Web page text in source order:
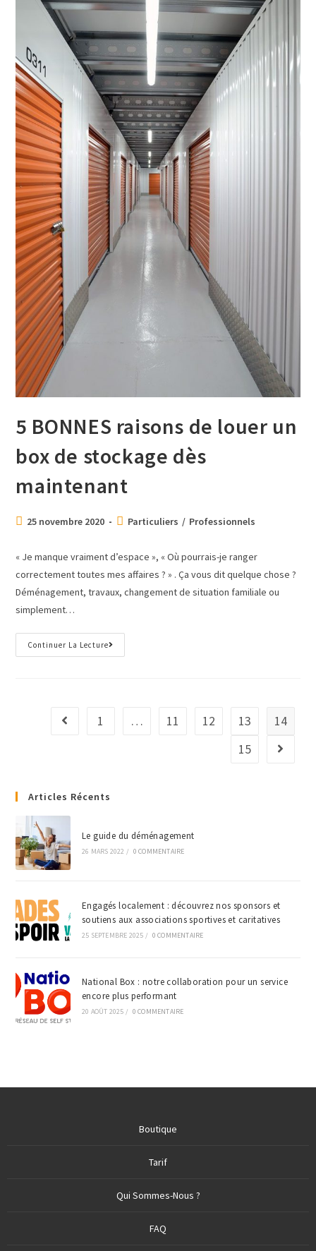
5 BONNES raisons de louer un
box de stockage dès
maintenant
25 novembre 2020 Particuliers / Professionnels
« Je manque vraiment d’espace », « Où pourrais-je ranger
correctement toutes mes affaires ? » . Ça vous dit quelque chose ?
Déménagement, travaux, changement de situation familiale ou
simplement…
Continuer La Lecture
1 … 11 12 13
14
15
Articles Récents
Le guide du déménagement
26 MARS 2022 / 0 COMMENTAIRE
Engagés localement : découvrez nos sponsors et
soutiens aux associations sportives et caritatives
25 SEPTEMBRE 2025 / 0 COMMENTAIRE
National Box : notre collaboration pour un service
encore plus performant
20 AOÛT 2025 / 0 COMMENTAIRE
Boutique
Tarif
Qui Sommes-Nous ?
FAQ